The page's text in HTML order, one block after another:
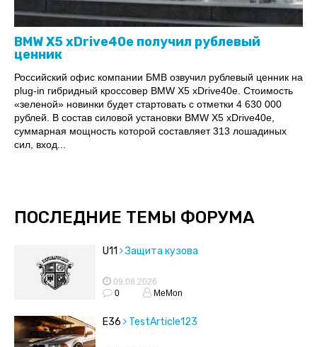
BMW X5 xDrive40e получил рублевый
ценник
Российский офис компании БМВ озвучил рублевый ценник на
plug-in гибридный кроссовер BMW X5 xDrive40e. Стоимость
«зеленой» новинки будет стартовать с отметки 4 630 000
рублей. В состав силовой установки BMW X5 xDrive40e,
суммарная мощность которой составляет 313 лошадиных
сил, вход...
ПОСЛЕДНИЕ ТЕМЫ ФОРУМА
U11 Защита кузова
09.08.2026
0
MeMon
E36 TestArticle123